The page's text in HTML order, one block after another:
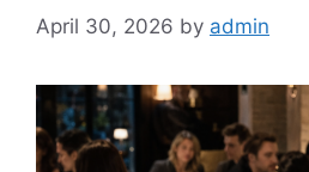
April 30, 2026 by admin